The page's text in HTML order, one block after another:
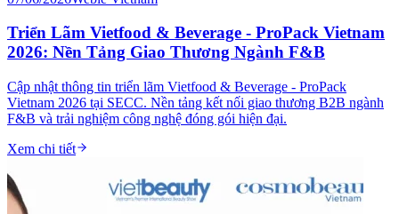
Triển Lãm Vietfood & Beverage - ProPack Vietnam
2026: Nền Tảng Giao Thương Ngành F&B
Cập nhật thông tin triển lãm Vietfood & Beverage - ProPack
Vietnam 2026 tại SECC. Nền tảng kết nối giao thương B2B ngành
F&B và trải nghiệm công nghệ đóng gói hiện đại.
Xem chi tiết